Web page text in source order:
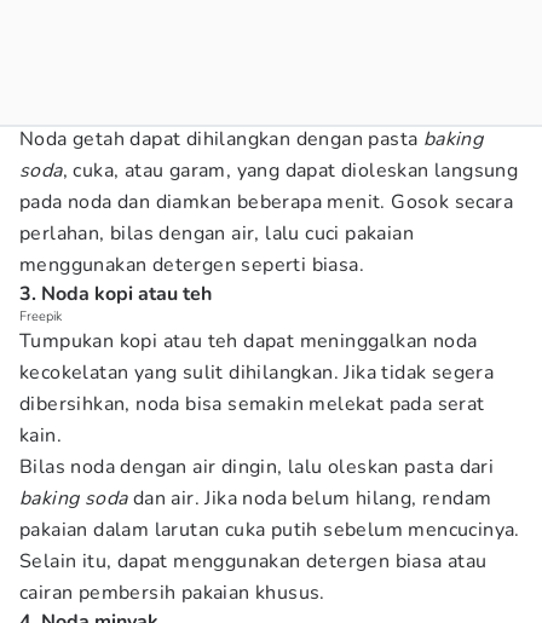
Noda getah dapat dihilangkan dengan pasta baking
soda, cuka, atau garam, yang dapat dioleskan langsung
pada noda dan diamkan beberapa menit. Gosok secara
perlahan, bilas dengan air, lalu cuci pakaian
menggunakan detergen seperti biasa.
3. Noda kopi atau teh
Freepik
Tumpukan kopi atau teh dapat meninggalkan noda
kecokelatan yang sulit dihilangkan. Jika tidak segera
dibersihkan, noda bisa semakin melekat pada serat
kain.
Bilas noda dengan air dingin, lalu oleskan pasta dari
baking sodadan air. Jika noda belum hilang, rendam
pakaian dalam larutan cuka putih sebelum mencucinya.
Selain itu, dapat menggunakan detergen biasa atau
cairan pembersih pakaian khusus.